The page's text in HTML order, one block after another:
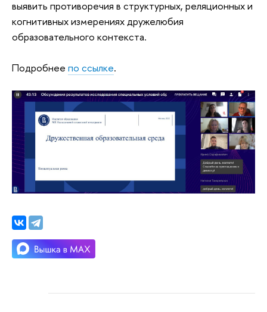
выявить противоречия в структурных, реляционных и
когнитивных измерениях дружелюбия
образовательного контекста.
Подробнее по ссылке.